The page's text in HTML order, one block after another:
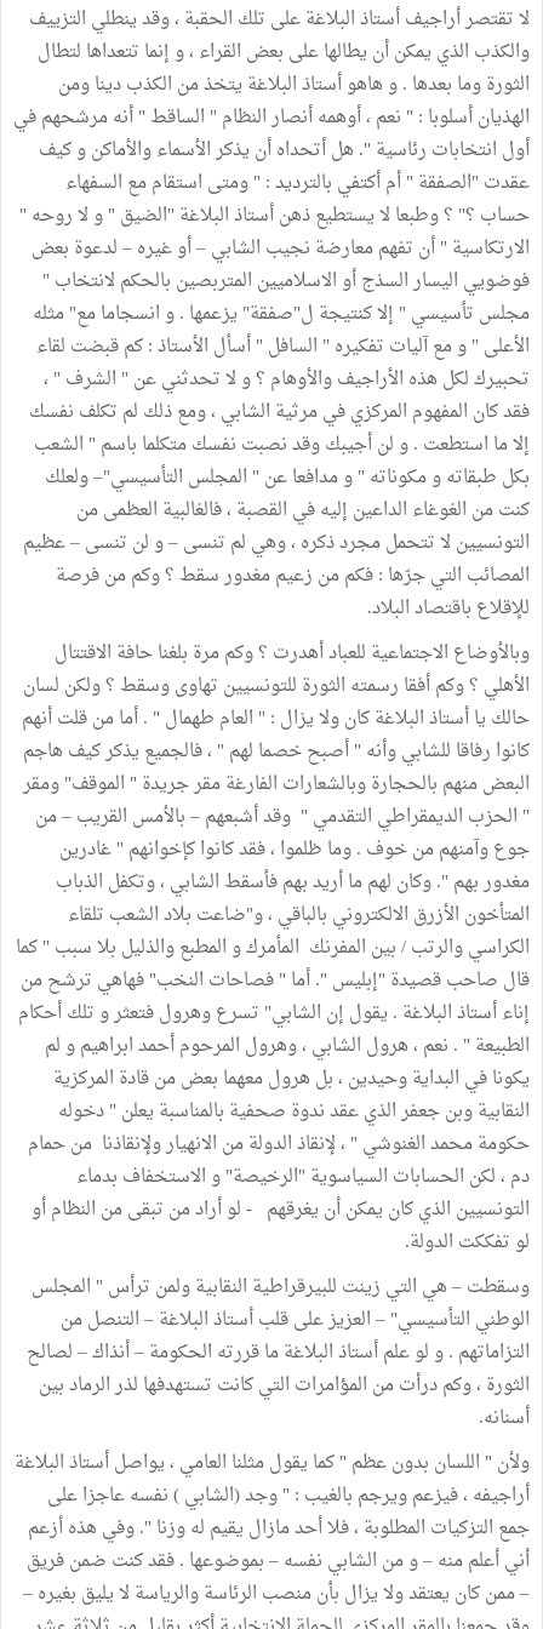
لا تقتصر أراجيف أستاذ البلاغة على تلك الحقبة ، وقد ينطلي التزييف
والكذب الذي يمكن أن يطالها على بعض القراء ، و إنما تتعداها لتطال
الثورة وما بعدها . و هاهو أستاذ البلاغة يتخذ من الكذب دينا ومن
الهذيان أسلوبا : " نعم ، أوهمه أنصار النظام " الساقط " أنه مرشحهم في
أول انتخابات رئاسية ". هل أتحداه أن يذكر الأسماء والأماكن و كيف
عقدت "الصفقة " أم أكتفي بالترديد : " ومتى استقام مع السفهاء
حساب ؟" ؟ وطبعا لا يستطيع ذهن أستاذ البلاغة "الضيق " و لا روحه "
الارتكاسية " أن تفهم معارضة نجيب الشابي – أو غيره – لدعوة بعض
فوضويي اليسار السذج أو الاسلاميين المتربصين بالحكم لانتخاب "
مجلس تأسيسي " إلا كنتيجة ل"صفقة" يزعمها . و انسجاما مع" مثله
الأعلى " و مع آليات تفكيره " السافل " أسأل الأستاذ : كم قبضت لقاء
تحبيرك لكل هذه الأراجيف والأوهام ؟ و لا تحدثني عن " الشرف " ،
فقد كان المفهوم المركزي في مرثية الشابي ، ومع ذلك لم تكلف نفسك
إلا ما استطعت . و لن أجيبك وقد نصبت نفسك متكلما باسم " الشعب
بكل طبقاته و مكوناته " و مدافعا عن " المجلس التأسيسي"– ولعلك
كنت من الغوغاء الداعين إليه في القصبة ، فالغالبية العظمى من
التونسيين لا تتحمل مجرد ذكره ، وهي لم تنسى – و لن تنسى – عظيم
المصائب التي جرّها : فكم من زعيم مغدور سقط ؟ وكم من فرصة
للإقلاع باقتصاد البلاد.
وبالأوضاع الاجتماعية للعباد أهدرت ؟ وكم مرة بلغنا حافة الاقتتال
الأهلي ؟ وكم أفقا رسمته الثورة للتونسيين تهاوى وسقط ؟ ولكن لسان
حالك يا أستاذ البلاغة كان ولا يزال : " العام طهمال " . أما من قلت أنهم
كانوا رفاقا للشابي وأنه " أصبح خصما لهم " ، فالجميع يذكر كيف هاجم
البعض منهم بالحجارة وبالشعارات الفارغة مقر جريدة " الموقف" ومقر
" الحزب الديمقراطي التقدمي " وقد أشبعهم – بالأمس القريب – من
جوع وآمنهم من خوف . وما ظلموا ، فقد كانوا كإخوانهم " غادرين
مغدور بهم ". وكان لهم ما أريد بهم فأسقط الشابي ، وتكفل الذباب
المتأخون الأزرق الالكتروني بالباقي ، و"ضاعت بلاد الشعب تلقاء
الكراسي والرتب / بين المفرنك المأمرك و المطبع والذليل بلا سبب " كما
قال صاحب قصيدة "إبليس ". أما " فصاحات النخب" فهاهي ترشح من
إناء أستاذ البلاغة . يقول إن الشابي" تسرع وهرول فتعثر و تلك أحكام
الطبيعة " . نعم ، هرول الشابي ، وهرول المرحوم أحمد ابراهيم و لم
يكونا في البداية وحيدين ، بل هرول معهما بعض من قادة المركزية
النقابية وبن جعفر الذي عقد ندوة صحفية بالمناسبة يعلن " دخوله
حكومة محمد الغنوشي " ، لإنقاذ الدولة من الانهيار ولإنقاذنا من حمام
دم ، لكن الحسابات السياسوية "الرخيصة" و الاستخفاف بدماء
التونسيين الذي كان يمكن أن يغرقهم - لو أراد من تبقى من النظام أو
لو تفككت الدولة.
وسقطت – هي التي زينت للبيرقراطية النقابية ولمن ترأس " المجلس
الوطني التأسيسي" – العزيز على قلب أستاذ البلاغة – التنصل من
التزاماتهم . و لو علم أستاذ البلاغة ما قررته الحكومة – أنذاك – لصالح
الثورة ، وكم درأت من المؤامرات التي كانت تستهدفها لذر الرماد بين
أسنانه.
ولأن " اللسان بدون عظم " كما يقول مثلنا العامي ، يواصل أستاذ البلاغة
أراجيفه ، فيزعم ويرجم بالغيب : " وجد (الشابي ) نفسه عاجزا على
جمع التزكيات المطلوبة ، فلا أحد مازال يقيم له وزنا ". وفي هذه أزعم
أني أعلم منه – و من الشابي نفسه – بموضوعها . فقد كنت ضمن فريق
– ممن كان يعتقد ولا يزال بأن منصب الرئاسة والرياسة لا يليق بغيره –